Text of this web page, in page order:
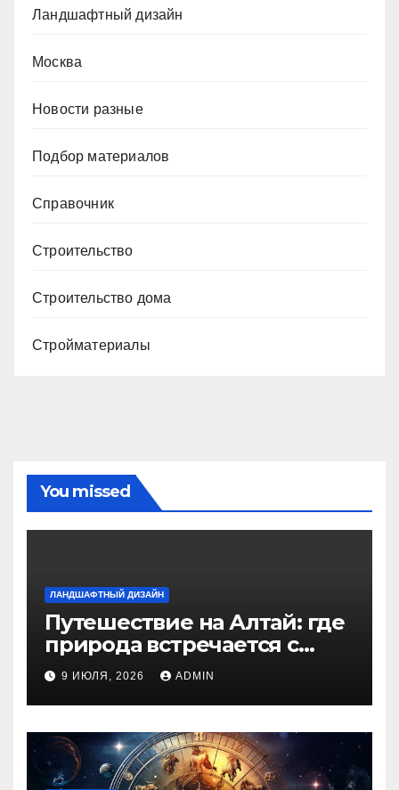
Ландшафтный дизайн
Москва
Новости разные
Подбор материалов
Справочник
Строительство
Строительство дома
Стройматериалы
You missed
ЛАНДШАФТНЫЙ ДИЗАЙН
Путешествие на Алтай: где
природа встречается с
духом приключений
9 ИЮЛЯ, 2026 ADMIN